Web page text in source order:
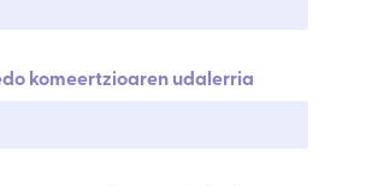
komeertzioaren udalerria